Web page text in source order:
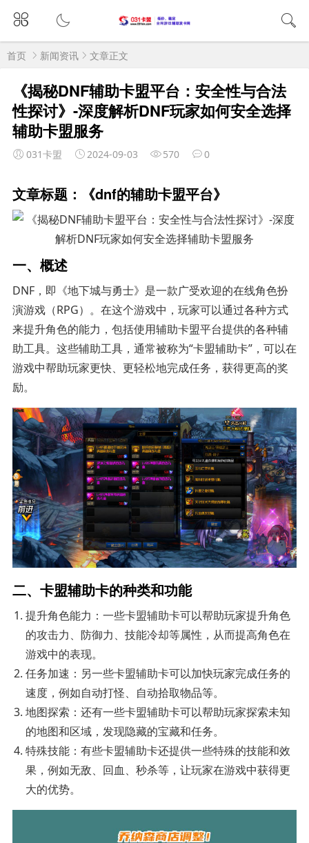
首页 新闻资讯 文章正文
《揭秘DNF辅助卡盟平台：安全性与合法
性探讨》-深度解析DNF玩家如何安全选择
辅助卡盟服务
031卡盟 2024-09-03 570 0
文章标题：《dnf的辅助卡盟平台》
一、概述
DNF，即《地下城与勇士》是一款广受欢迎的在线角色扮
演游戏（RPG）。在这个游戏中，玩家可以通过各种方式
来提升角色的能力，包括使用辅助卡盟平台提供的各种辅
助工具。这些辅助工具，通常被称为“卡盟辅助卡”，可以在
游戏中帮助玩家更快、更轻松地完成任务，获得更高的奖
励。
二、卡盟辅助卡的种类和功能
提升角色能力：一些卡盟辅助卡可以帮助玩家提升角色
的攻击力、防御力、技能冷却等属性，从而提高角色在
游戏中的表现。
任务加速：另一些卡盟辅助卡可以加快玩家完成任务的
速度，例如自动打怪、自动拾取物品等。
地图探索：还有一些卡盟辅助卡可以帮助玩家探索未知
的地图和区域，发现隐藏的宝藏和任务。
特殊技能：有些卡盟辅助卡还提供一些特殊的技能和效
果，例如无敌、回血、秒杀等，让玩家在游戏中获得更
大的优势。